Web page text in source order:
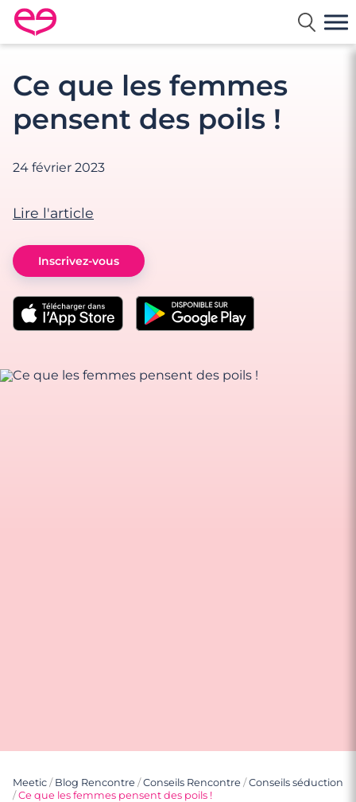
Rencontre en France avec Meetic
Ce que les femmes
pensent des poils !
24 février 2023
Lire l'article
Inscrivez-vous
Meetic / Blog Rencontre /Conseils Rencontre /Conseils séduction
/Ce que les femmes pensent des poils !